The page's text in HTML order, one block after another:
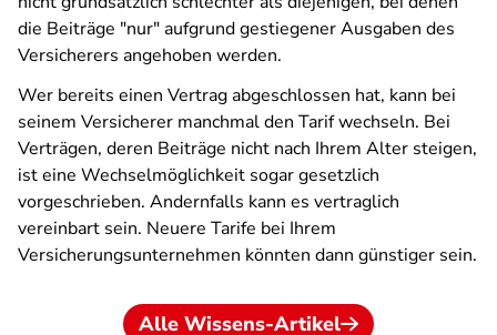
die Beiträge "nur" aufgrund gestiegener Ausgaben des
Versicherers angehoben werden.
Wer bereits einen Vertrag abgeschlossen hat, kann bei
seinem Versicherer manchmal den Tarif wechseln. Bei
Verträgen, deren Beiträge nicht nach Ihrem Alter steigen,
ist eine Wechselmöglichkeit sogar gesetzlich
vorgeschrieben. Andernfalls kann es vertraglich
vereinbart sein. Neuere Tarife bei Ihrem
Versicherungsunternehmen könnten dann günstiger sein.
Alle Wissens-Artikel